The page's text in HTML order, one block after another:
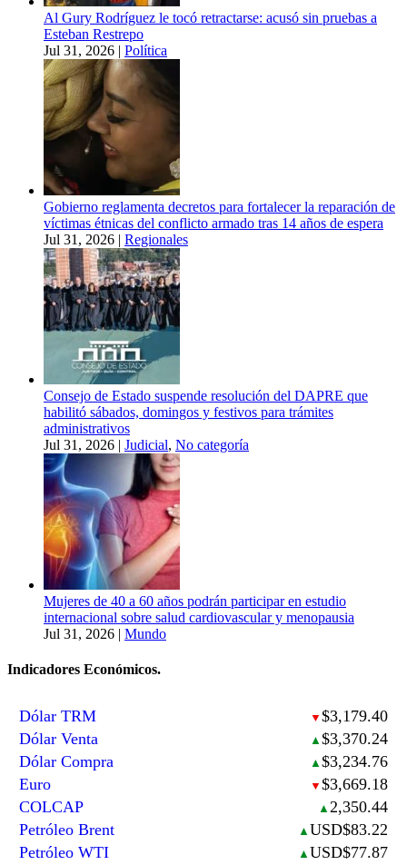
Al Gury Rodríguez le tocó retractarse: acusó sin pruebas a
Esteban Restrepo
Jul 31, 2026 | Política
Gobierno reglamenta decretos para fortalecer la reparación de
víctimas étnicas del conflicto armado tras 14 años de espera
Jul 31, 2026 | Regionales
Consejo de Estado suspende resolución del DAPRE que
habilitó sábados, domingos y festivos para trámites
administrativos
Jul 31, 2026 | Judicial, No categoría
Mujeres de 40 a 60 años podrán participar en estudio
internacional sobre salud cardiovascular y menopausia
Jul 31, 2026 | Mundo
Indicadores Económicos.
Dólar TRM ▼ $3,179.40
Dólar Venta
▲ $3,370.24
Dólar Compra
▲ $3,234.76
Euro
▼ $3,669.18
COLCAP
▲ 2,350.44
Petróleo Brent
▲ USD$83.22
Petróleo WTI
▲ USD$77.87